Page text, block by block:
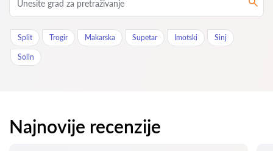
Split Trogir Makarska Supetar Imotski Sinj
Solin
Najnovije recenzije